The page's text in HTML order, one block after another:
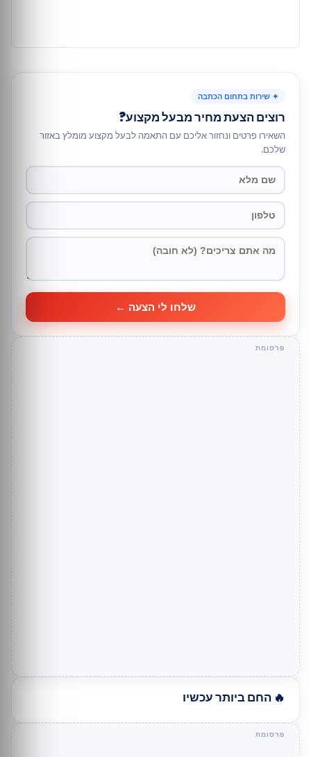
✦ שירות בתחום הכתבה
רוצים הצעת מחיר מבעל מקצוע?
השאירו פרטים ונחזור אליכם עם התאמה לבעל מקצוע מומלץ באזור
שלכם.
שלחו לי הצעה ←
🔥 החם ביותר עכשיו